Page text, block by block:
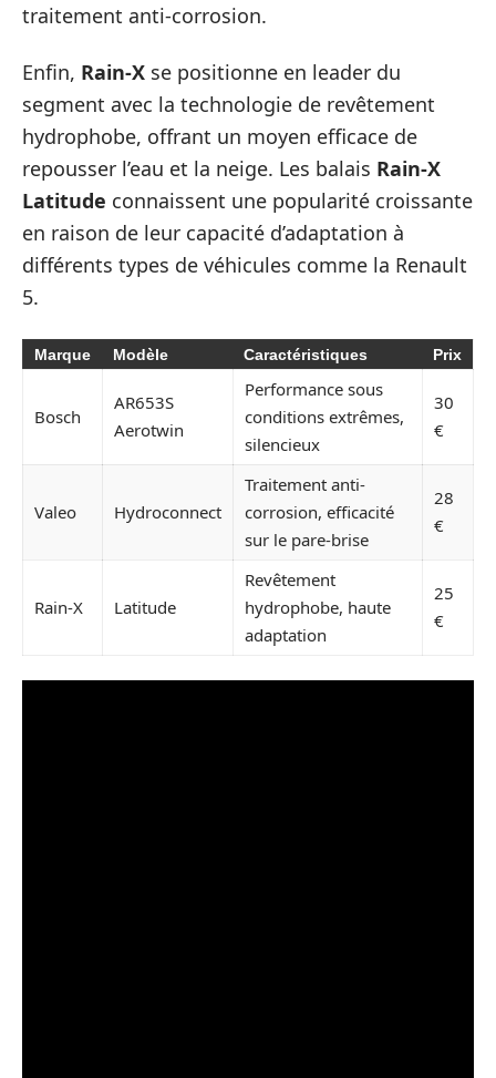
traitement anti-corrosion.
Enfin, Rain-X se positionne en leader du
segment avec la technologie de revêtement
hydrophobe, offrant un moyen efficace de
repousser l’eau et la neige. Les balais Rain-X
Latitude connaissent une popularité croissante
en raison de leur capacité d’adaptation à
différents types de véhicules comme la Renault
5.
Marque Modèle Caractéristiques Prix
Bosch
AR653S
Aerotwin
Performance sous
conditions extrêmes,
silencieux
30
€
Valeo Hydroconnect
Traitement anti-
corrosion, efficacité
sur le pare-brise
28
€
Rain-X Latitude
Revêtement
hydrophobe, haute
adaptation
25
€